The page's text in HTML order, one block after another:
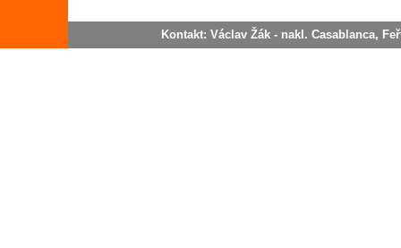
Kontakt: Václav Žák - nakl. Casablanca,